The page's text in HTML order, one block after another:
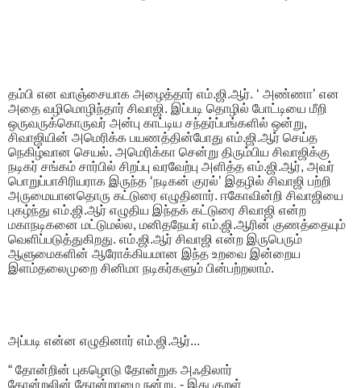
தம்பி என வாஞ்சையாக அழைத்தார் எம்.ஜி.ஆர். ‘ அண்ணா’ என
அதை வழிமொழிந்தார் சிவாஜி. இப்படி தொழில் போட்டியை மீறி
ஒருவருக்கொருவர் அன்பு காட்டிய சந்தர்ப்பங்களில் ஒன்று,
சிவாஜியின் அமெரிக்க பயணத்தின்போது எம்.ஜி.ஆர் செய்த
நெகிழ்வான செயல். அமெரிக்கா சென்று திரும்பிய சிவாஜிக்கு
நடிகர் சங்கம் சார்பில் சிறப்பு வரவேற்பு அளித்த எம்.ஜி.ஆர், அவர்
பொறுப்பாசிரியராக இருந்த ‘நடிகன் குரல்’ இதழில் சிவாஜி பற்றி
அருமையானதொரு கட்டுரை எழுதினார். ஈகோவின்றி சிவாஜியை
புகழ்ந்து எம்.ஜி.ஆர் எழுதிய இந்தக் கட்டுரை சிவாஜி என்ற
மகாநடிகனை மட்டுமல்ல, மனிதநேயர் எம்.ஜி.ஆரின் குணத்தையும்
வெளிப்படுத்துகிறது. எம்.ஜி.ஆர் சிவாஜி என்ற இருபெரும்
ஆளுமைகளின் ஆரோக்கியமான இந்த உறவை இன்றைய
இளம்தலைமுறை சினிமா நடிகர்களும் பின்பற்றலாம்.
அப்படி என்ன எழுதினார் எம்.ஜி.ஆர்...
“ தோன்றின் புகழொடு தோன்றுக அஃதிலார்
தோன்றலின் தோன்றாமை நன்று. - இது குறள்